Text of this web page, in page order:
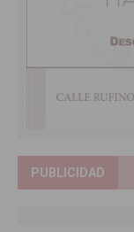
PUBLICIDAD